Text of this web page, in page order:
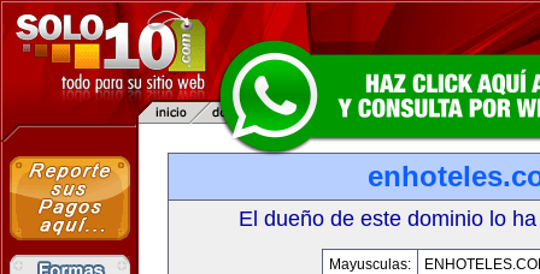
El dueño de este dominio lo
Mayusculas: